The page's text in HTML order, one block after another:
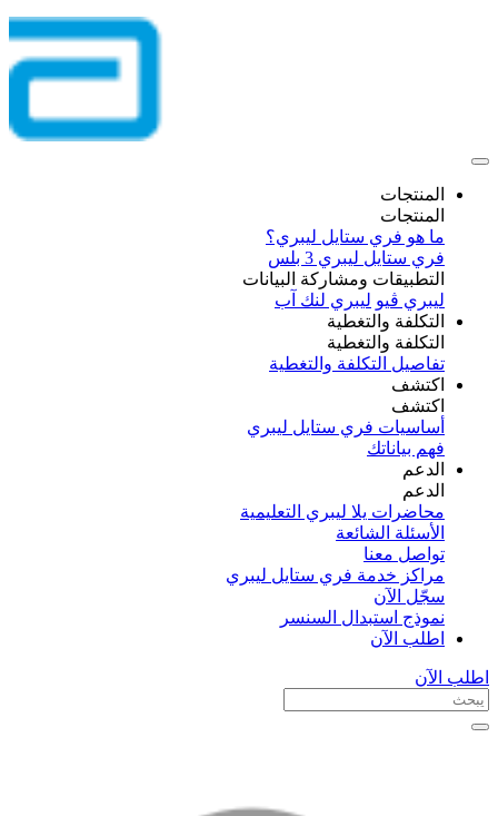
المنتجات
المنتجات
ما هو فري ستايل ليبري؟
فري ستايل ليبري 3 بلس​
التطبيقات ومشاركة البيانات
ليبري ڤيو ليبري لنك آب
التكلفة والتغطية
التكلفة والتغطية
تفاصيل التكلفة والتغطية
اكتشف​
اكتشف​
أساسيات فري ستايل ليبري
فهم بياناتك
الدعم
الدعم
محاضرات يلا ليبري التعليمية
الأسئلة الشائعة
تواصل معنا
مراكز خدمة فري ستايل ليبري
سجّل الآن​
نموذج استبدال السنسر
اطلب الآن
اطلب الآن